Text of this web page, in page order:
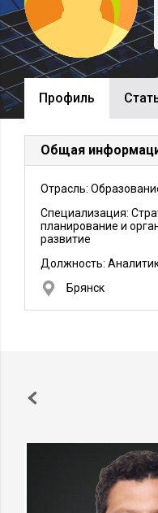
Профиль
Общая
Отрасль:
Специализация:
планирование и
развитие
Должность:
Брянск